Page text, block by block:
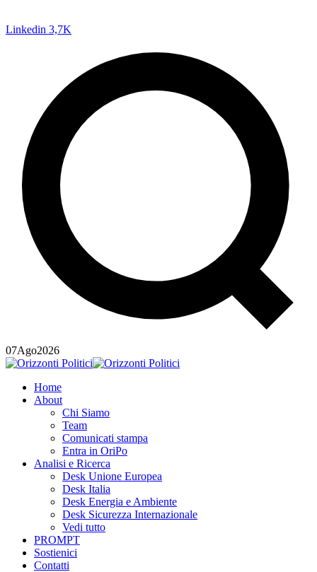
Linkedin 3,7K
07Ago2026
Home
About
Chi Siamo
Team
Comunicati stampa
Entra in OriPo
Analisi e Ricerca
Desk Unione Europea
Desk Italia
Desk Energia e Ambiente
Desk Sicurezza Internazionale
Vedi tutto
PROMPT
Sostienici
Contatti